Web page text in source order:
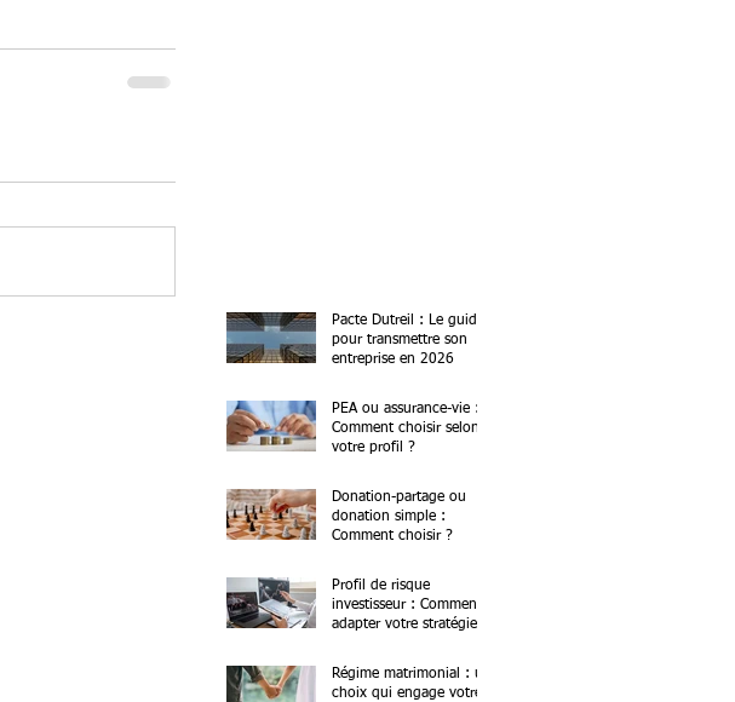
Pacte Dutreil : Le guide
pour transmettre son
entreprise en 2026
PEA ou assurance-vie :
Comment choisir selon
votre profil ?
Donation-partage ou
donation simple :
Comment choisir ?
Profil de risque
investisseur : Comment
adapter votre stratégie ?
Régime matrimonial : un
choix qui engage votre